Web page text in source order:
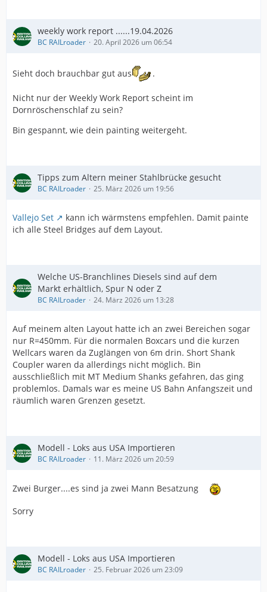
weekly work report ......19.04.2026
BC RAILroader 20. April 2026 um 06:54
Sieht doch brauchbar gut aus .
Nicht nur der Weekly Work Report scheint im
Dornröschenschlaf zu sein?
Bin gespannt, wie dein painting weitergeht.
Tipps zum Altern meiner Stahlbrücke gesucht
BC RAILroader 25. März 2026 um 19:56
Vallejo Set
kann ich wärmstens empfehlen. Damit painte
ich alle Steel Bridges auf dem Layout.
Welche US-Branchlines Diesels sind auf dem
Markt erhältlich, Spur N oder Z
BC RAILroader 24. März 2026 um 13:28
Auf meinem alten Layout hatte ich an zwei Bereichen sogar
nur R=450mm. Für die normalen Boxcars und die kurzen
Wellcars waren da Zuglängen von 6m drin. Short Shank
Coupler waren da allerdings nicht möglich. Bin
ausschließlich mit MT Medium Shanks gefahren, das ging
problemlos. Damals war es meine US Bahn Anfangszeit und
räumlich waren Grenzen gesetzt.
Modell - Loks aus USA Importieren
BC RAILroader 11. März 2026 um 20:59
Zwei Burger....es sind ja zwei Mann Besatzung
Sorry
Modell - Loks aus USA Importieren
BC RAILroader 25. Februar 2026 um 23:09